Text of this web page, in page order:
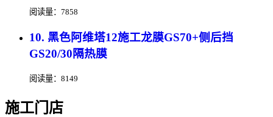
阅读量：7858
10. 黑色阿维塔12施工龙膜GS70+侧后挡
GS20/30隔热膜
阅读量：8149
施工门店